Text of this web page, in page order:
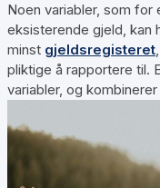
Noen variabler, som for
eksisterende gjeld, kan
minst gjeldsregisteret
pliktige å rapportere til.
variabler, og